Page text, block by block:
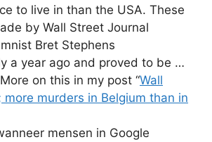
to live in than the USA. These
by Wall Street Journal
Bret Stephens
a year ago and proved to be …
on this in my post “Wall
more murders in Belgium than in
mensen in Google